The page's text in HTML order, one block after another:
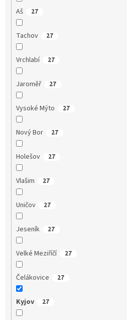
Aš 27
Tachov 27
Vrchlabí 27
Jaroměř 27
Vysoké Mýto 27
Nový Bor 27
Holešov 27
Vlašim 27
Uničov 27
Jeseník 27
Velké Meziříčí 27
Čelákovice 27
Kyjov 27